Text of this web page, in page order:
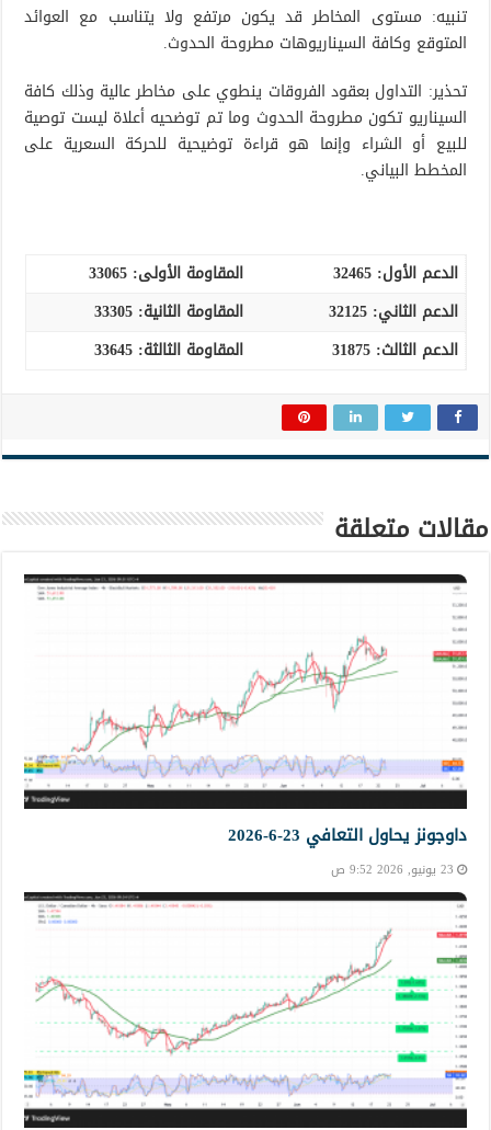
تنبيه: مستوى المخاطر قد يكون مرتفع ولا يتناسب مع العوائد
المتوقع وكافة السيناريوهات مطروحة الحدوث.
تحذير: التداول بعقود الفروقات ينطوي على مخاطر عالية وذلك كافة
السيناريو تكون مطروحة الحدوث وما تم توضحيه أعلاة ليست توصية
للبيع أو الشراء وإنما هو قراءة توضيحية للحركة السعرية على
المخطط البياني.
الدعم الأول: 32465 المقاومة الأولى: 33065
الدعم الثاني: 32125
المقاومة الثانية: 33305
الدعم الثالث:
31875 المقاومة الثالثة: 33645
مقالات متعلقة
داوجونز يحاول التعافي 23-6-2026
23 يونيو, 2026 9:52 ص